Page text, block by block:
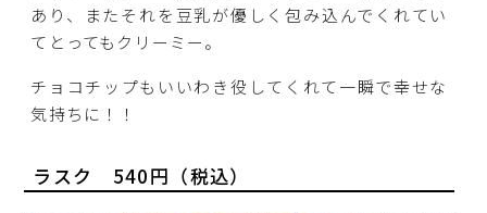
あり、またそれを豆乳が優しく包み込んでくれてい
てとってもクリーミー。
チョコチップもいいわき役してくれて一瞬で幸せな
気持ちに！！
ラスク 540円（税込）